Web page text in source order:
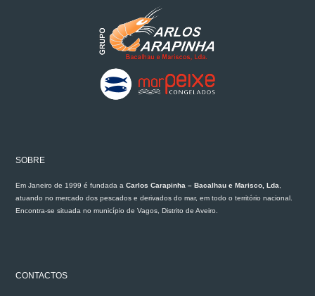
SOBRE
Em Janeiro de 1999 é fundada aCarlos Carapinha – Bacalhau e Marisco, Lda,
atuando no mercado dos pescados e derivados do mar, em todo o território nacional.
Encontra-se situada no município de Vagos, Distrito de Aveiro.
CONTACTOS